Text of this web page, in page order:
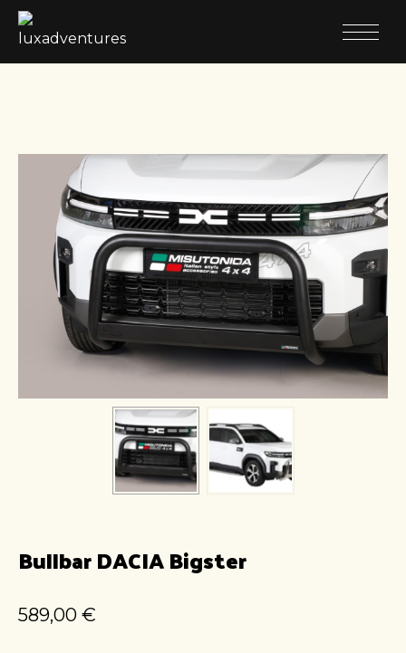
Bullbar DACIA Bigster
589,00 €